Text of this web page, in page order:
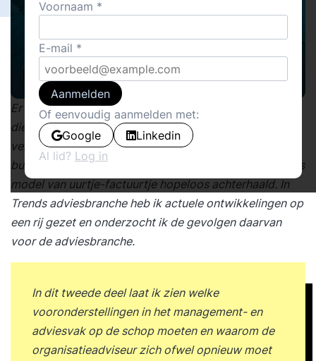
Er is een structurele crisis gaande in de adviesbranche,
die ooit is ontworpen voor een wereld die aan het
verdwijnen is. In tijden van zelfsturing,
burgerinitiatieven en nieuwe nuchterheid is het business
model van uurtje-factuurtje hopeloos achterhaald. In
Trends adviesbrancheheb ik actuele ontwikkelingen op
een rij gezet en onderzocht ik de gevolgen daarvan
voor de adviesbranche.
In dit tweede deel laat ik zien welke
vooronderstellingen in het management- en
adviesvak op de schop moeten en waarom de
organisatieadviseur zich ofwel opnieuw moet
Voornaam
E-mail
Aanmelden
Of eenvoudig aanmelden met:
Google
Linkedin
Al lid? Log in